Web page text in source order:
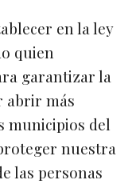
en la ley
quien
garantizar la
abrir más
municipios del
nuestra
las personas